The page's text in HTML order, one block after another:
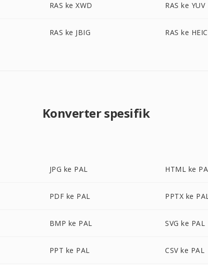
RAS ke XWD RAS ke YUV
RAS ke JBIG RAS ke HEIC
Konverter spesifik
JPG ke PAL HTML ke
PDF ke PAL PPTX ke
BMP ke PAL SVG ke PAL
PPT ke PAL CSV ke PAL